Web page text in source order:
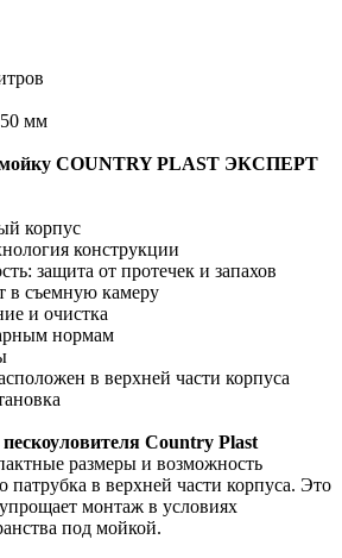
50 мм
мойку COUNTRY PLAST ЭКСПЕРТ
корпус
конструкции
защита от протечек и запахов
в съемную камеру
и очистка
нормам
в верхней части корпуса
пескоуловителя Country Plast
размеры и возможность
патрубка в верхней части корпуса. Это
монтаж в условиях
под мойкой.